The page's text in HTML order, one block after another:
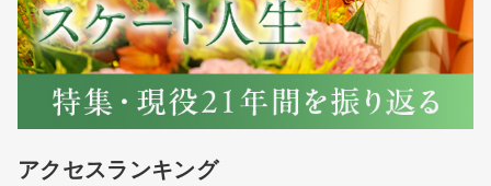
アクセスランキング